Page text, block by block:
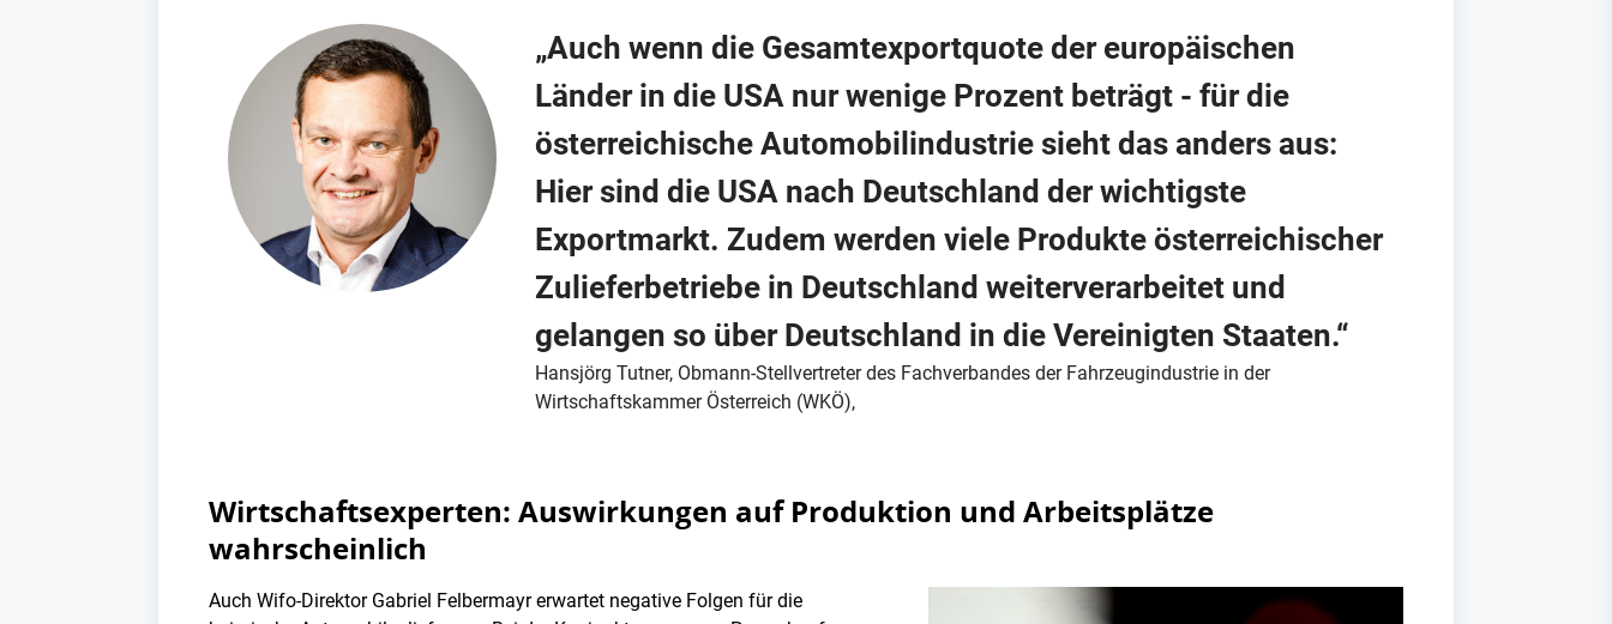
„Auch wenn die Gesamtexportquote der europäischen
Länder in die USA nur wenige Prozent beträgt - für die
österreichische Automobilindustrie sieht das anders aus:
Hier sind die USA nach Deutschland der wichtigste
Exportmarkt. Zudem werden viele Produkte österreichischer
Zulieferbetriebe in Deutschland weiterverarbeitet und
gelangen so über Deutschland in die Vereinigten Staaten.“
Hansjörg Tutner, Obmann-Stellvertreter des Fachverbandes der Fahrzeugindustrie in der
Wirtschaftskammer Österreich (WKÖ),
Wirtschaftsexperten: Auswirkungen auf Produktion und Arbeitsplätze
wahrscheinlich
Auch Wifo-Direktor Gabriel Felbermayr erwartet negative Folgen für die